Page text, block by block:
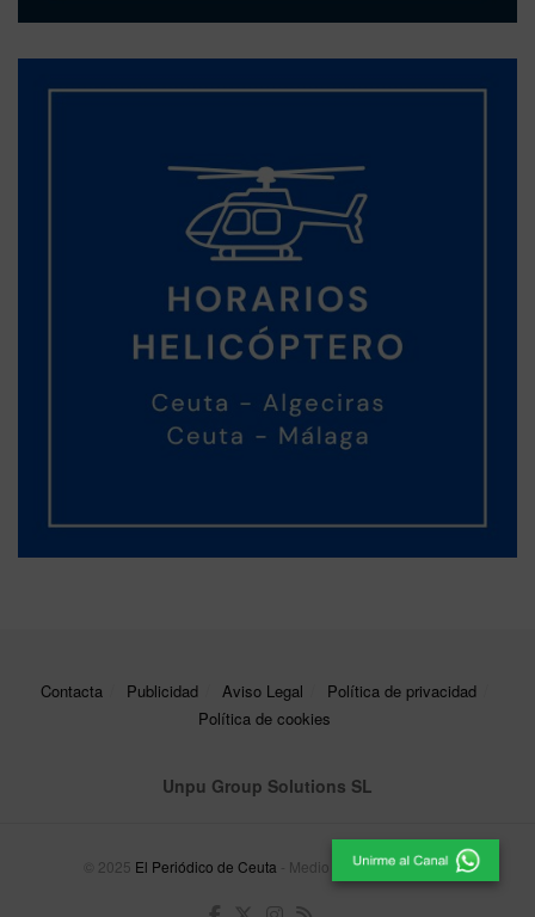
Contacta Publicidad Aviso Legal
Política de privacidad
Política de cookies
Unpu Group Solutions SL
© 2025 El Periódico de Ceuta - Medio de Comunicación